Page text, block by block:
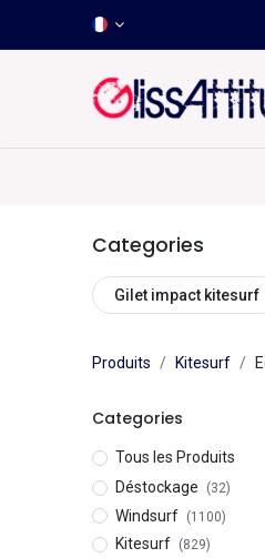
Categories
Gilet impact kitesurf
Produits Kitesurf
Categories
Tous les Produits
Déstockage
(32)
Windsurf (1100)
Kitesurf (829)